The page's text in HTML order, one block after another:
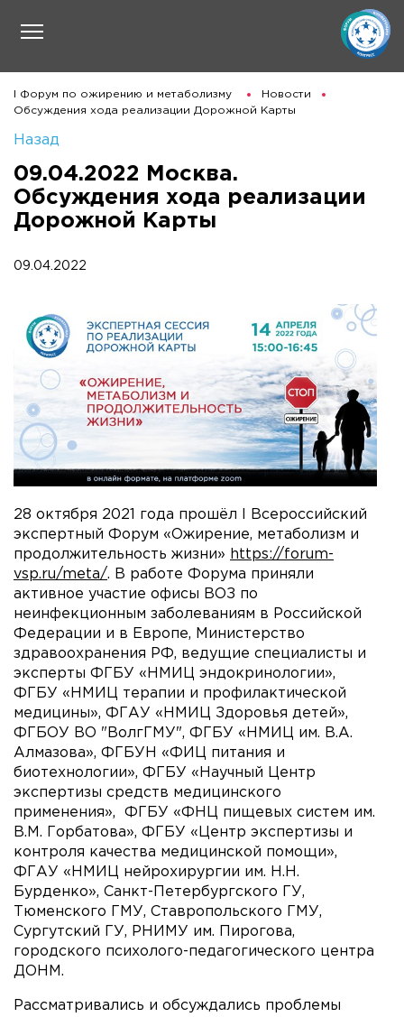
I Форум по ожирению и метаболизму
Новости
Обсуждения хода реализации Дорожной Карты
Назад
09.04.2022 Москва.
Обсуждения хода реализации
Дорожной Карты
09.04.2022
28 октября 2021 года прошёл I Всероссийский
экспертный Форум «Ожирение, метаболизм и
продолжительность жизни» https://forum-
vsp.ru/meta/. В работе Форума приняли
активное участие офисы ВОЗ по
неинфекционным заболеваниям в Российской
Федерации и в Европе, Министерство
здравоохранения РФ, ведущие специалисты и
эксперты ФГБУ «НМИЦ эндокринологии»,
ФГБУ «НМИЦ терапии и профилактической
медицины», ФГАУ «НМИЦ Здоровья детей»,
ФГБОУ ВО "ВолгГМУ", ФГБУ «НМИЦ им. В.А.
Алмазова», ФГБУН «ФИЦ питания и
биотехнологии», ФГБУ «Научный Центр
экспертизы средств медицинского
применения», ФГБУ «ФНЦ пищевых систем им.
В.М. Горбатова», ФГБУ «Центр экспертизы и
контроля качества медицинской помощи»,
ФГАУ «НМИЦ нейрохирургии им. Н.Н.
Бурденко», Санкт-Петербургского ГУ,
Тюменского ГМУ, Ставропольского ГМУ,
Сургутский ГУ, РНИМУ им. Пирогова,
городского психолого-педагогического центра
ДОНМ.
Рассматривались и обсуждались проблемы